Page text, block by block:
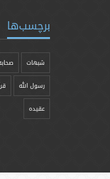
برچسب‌ها
شبهات
رسول الله
عقیده